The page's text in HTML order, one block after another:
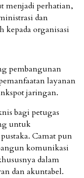
menjadi perhatian,
dan
kepada organisasi
pembangunan
layanan
jaringan.
bagi petugas
untuk
Camat pun
komunikasi
dalam
dan akuntabel.